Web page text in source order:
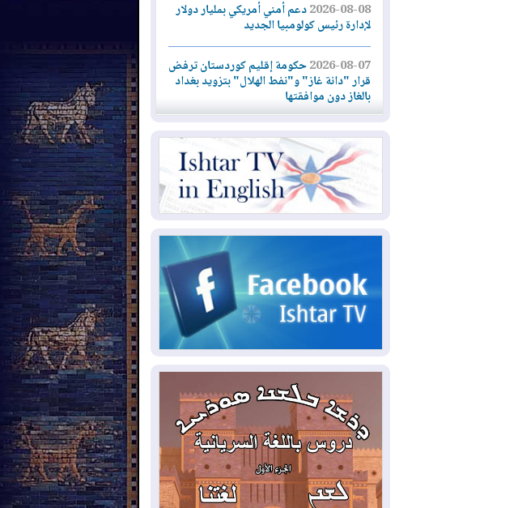
2026-08-08دعم أمني أمريكي بمليار دولار
لإدارة رئيس كولومبيا الجديد
2026-08-07حكومة إقليم كوردستان ترفض
قرار "دانة غاز" و"نفط الهلال" بتزويد بغداد
بالغاز دون موافقتها
2026-08-07القوات المسلحة العراقية: خطة
أمنية لإجهاض هجمة محتملة على السعودية
2026-08-07الاستخبارات الأميركية: بوتين
قد يختبر تماسك الناتو بهجوم محدود
نيجيرفان بارزاني حول اجتماع
"إدارة الدولة": أكدنا دعم تنفيذ البرنامج
الحكومي وأهمية حصر السلاح
2026-08-06ائتلاف ادارة الدولة: من
يقومون بسلوك يهدد امن البلاد خارجون عن
القانون يجب محاربتهم
2026-08-06بعد هجومين قرب باب المندب..
تحذيرات من تصعيد يهدد الملاحة في البحر
الأحمر
2026-08-06 مئات القاصرين بلا مأوى.. أزمة
سبتة تتصاعد وتضغط على مدريد